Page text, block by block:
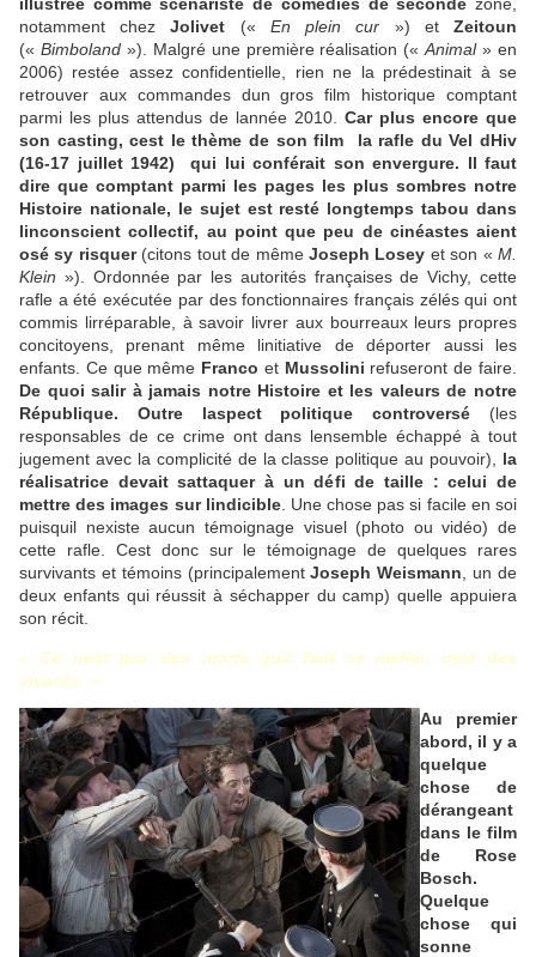
notamment chezJolivet (« En plein cur ») etZeitoun
(« Bimboland»). Malgré une première réalisation («Animal» en
2006) restée assez confidentielle, rien ne la prédestinait à se
retrouver aux commandes dun gros film historique comptant
parmi les plus attendus de lannée 2010. Car plus encore que
son casting, cest le thème de son film  la rafle du Vel dHiv
(16-17 juillet 1942)  qui lui conférait son envergure. Il faut
dire que comptant parmi les pages les plus sombres notre
Histoire nationale, le sujet est resté longtemps tabou dans
linconscient collectif, au point que peu de cinéastes aient
osé sy risquer(citons tout de même Joseph Losey et son «M.
Klein »). Ordonnée par les autorités françaises de Vichy, cette
rafle a été exécutée par des fonctionnaires français zélés qui ont
commis lirréparable, à savoir livrer aux bourreaux leurs propres
concitoyens, prenant même linitiative de déporter aussi les
enfants. Ce que même Franco et Mussolini refuseront de faire.
De quoi salir à jamais notre Histoire et les valeurs de notre
République. Outre laspect politique controversé (les
responsables de ce crime ont dans lensemble échappé à tout
jugement avec la complicité de la classe politique au pouvoir), la
réalisatrice devait sattaquer à un défi de taille : celui de
mettre des images sur lindicible. Une chose pas si facile en soi
puisquil nexiste aucun témoignage visuel (photo ou vidéo) de
cette rafle. Cest donc sur le témoignage de quelques rares
survivants et témoins (principalementJoseph Weismann , un de
deux enfants qui réussit à séchapper du camp) quelle appuiera
son récit.
« Ce nest pas des morts quil faut se méfier, cest des
vivants. »
Au premier
abord, il y a
quelque
chose de
dérangeant
dans le film
de Rose
Bosch.
Quelque
chose qui
sonne